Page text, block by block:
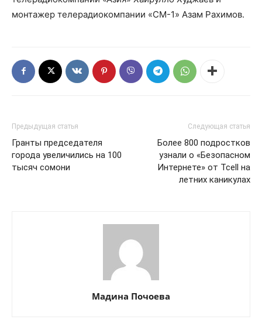
монтажер телерадиокомпании «СМ-1» Азам Рахимов.
Предыдущая статья
Гранты председателя
города увеличились на 100
тысяч сомони
Следующая статья
Более 800 подростков
узнали о «Безопасном
Интернете» от Tcell на
летних каникулах
Мадина Почоева